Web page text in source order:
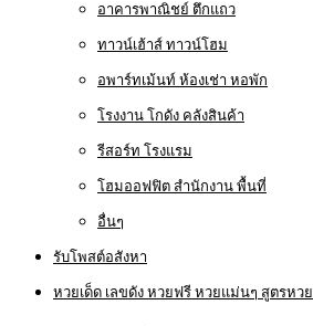
อาคารพาณิชย์ ตึกแถว
ทาวน์เฮ้าส์ ทาวน์โฮม
อพาร์ทเม้นท์ ห้องเช่า หอพัก
โรงงาน โกดัง คลังสินค้า
รีสอร์ท โรงแรม
โฮมออฟฟิต สำนักงาน พื้นที่
อื่นๆ
รับโพสต์อสังหา
หวยเด็ด เลขดัง หวยฟรี หวยแม่นๆ สูตรหวย